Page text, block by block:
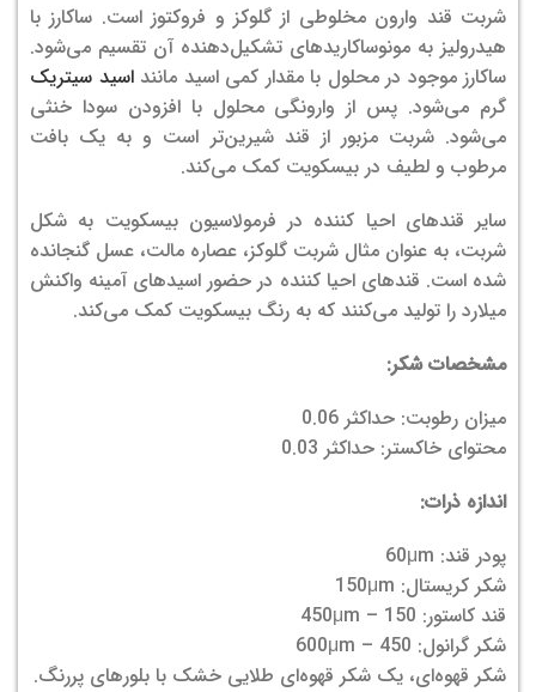
شربت قند وارون مخلوطی از گلوکز و فروکتوز است. ساکارز با
هیدرولیز به مونوساکاریدهای تشکیل‌دهنده آن تقسیم می‌شود.
ساکارز موجود در محلول با مقدار کمی اسید ماننداسید سیتریک
گرم می‌شود. پس از وارونگی محلول با افزودن سودا خنثی
می‌شود. شربت مزبور از قند شیرین‌تر است و به یک بافت
مرطوب و لطیف در بیسکویت کمک می‌کند.
سایر قندهای احیا کننده در فرمولاسیون بیسکویت به شکل
شربت، به عنوان مثال شربت گلوکز، عصاره مالت، عسل گنجانده
شده است. قندهای احیا کننده در حضور اسیدهای آمینه واکنش
میلارد را تولید می‌کنند که به رنگ بیسکویت کمک می‌کند.
مشخصات شکر:
میزان رطوبت: حداکثر 0.06
محتوای خاکستر: حداکثر 0.03
اندازه ذرات:
پودر قند: 60μm
شکر کریستال: 150μm
قند کاستور: 150 – 450μm
شکر گرانول: 450 – 600μm
شکر قهوه‌ای، یک شکر قهوه‌ای طلایی خشک با بلورهای پررنگ.